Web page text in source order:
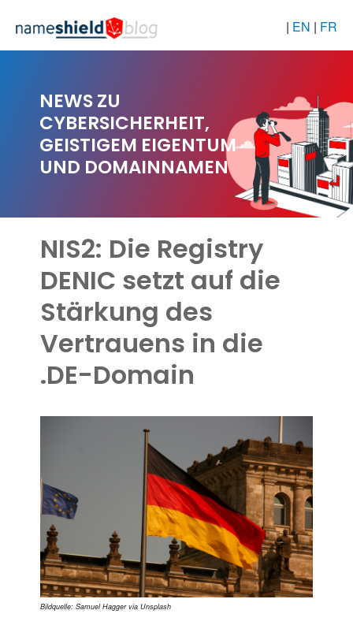
| EN | FR
NEWS ZU
CYBERSICHERHEIT,
GEISTIGEM EIGENTUM
UND DOMAINNAMEN
NIS2: Die Registry
DENIC setzt auf die
Stärkung des
Vertrauens in die
.DE-Domain
Bildquelle: Samuel Hagger via Unsplash